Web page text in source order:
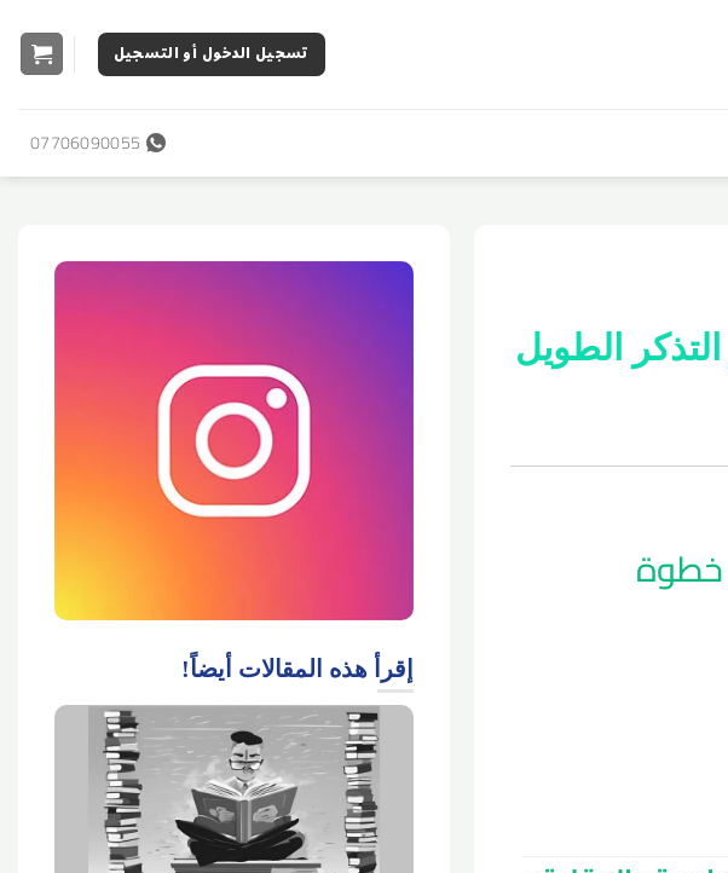
تسجيل الدخول أو التسجيل
07706090055
الطويل
خطوة
إقرأ هذه المقالات أيضاً!